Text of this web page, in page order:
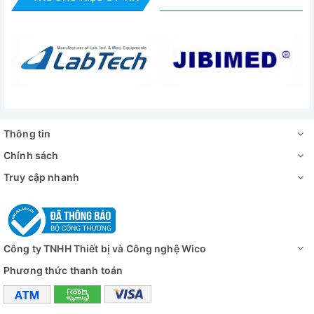
- Nguồn điện: 220 – 240V/ 50Hz
Thông tin
Chính sách
Truy cập nhanh
Công ty TNHH Thiết bị và Công nghệ Wico
Phương thức thanh toán